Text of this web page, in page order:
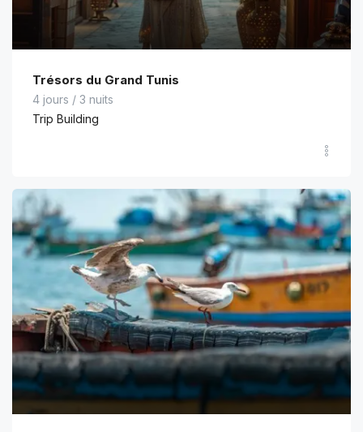
Trésors du Grand Tunis
4 jours / 3 nuits
Trip Building